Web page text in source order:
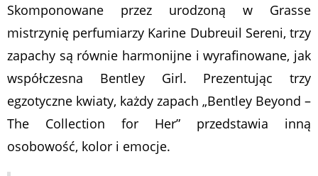
Skomponowane przez urodzoną w Grasse
mistrzynię perfumiarzy Karine Dubreuil Sereni, trzy
zapachy są równie harmonijne i wyrafinowane, jak
współczesna Bentley Girl. Prezentując trzy
egzotyczne kwiaty, każdy zapach „Bentley Beyond –
The Collection for Her” przedstawia inną
osobowość, kolor i emocje.